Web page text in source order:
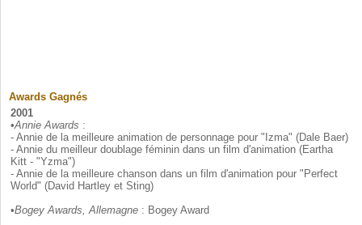
Awards Gagnés
2001
•Annie Awards :
- Annie de la meilleure animation de personnage pour "Izma" (Dale Baer)
- Annie du meilleur doublage féminin dans un film d'animation (Eartha
Kitt - "Yzma")
- Annie de la meilleure chanson dans un film d'animation pour "Perfect
World" (David Hartley et Sting)
•Bogey Awards, Allemagne : Bogey Award